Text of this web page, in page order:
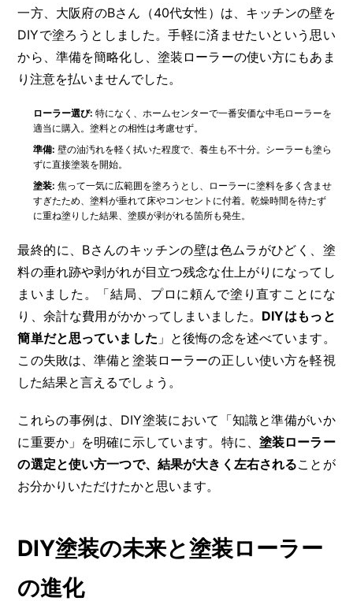
一方、大阪府のBさん（40代女性）は、キッチンの壁を
DIYで塗ろうとしました。手軽に済ませたいという思い
から、準備を簡略化し、塗装ローラーの使い方にもあま
り注意を払いませんでした。
ローラー選び: 特になく、ホームセンターで一番安価な中毛ローラーを
適当に購入。塗料との相性は考慮せず。
準備: 壁の油汚れを軽く拭いた程度で、養生も不十分。シーラーも塗ら
ずに直接塗装を開始。
塗装: 焦って一気に広範囲を塗ろうとし、ローラーに塗料を多く含ませ
すぎたため、塗料が垂れて床やコンセントに付着。乾燥時間を待たず
に重ね塗りした結果、塗膜が剥がれる箇所も発生。
最終的に、Bさんのキッチンの壁は色ムラがひどく、塗
料の垂れ跡や剥がれが目立つ残念な仕上がりになってし
まいました。「結局、プロに頼んで塗り直すことにな
り、余計な費用がかかってしまいました。 DIYはもっと
簡単だと思っていました 」と後悔の念を述べています。
この失敗は、準備と塗装ローラーの正しい使い方を軽視
した結果と言えるでしょう。
これらの事例は、DIY塗装において「知識と準備がいか
に重要か」を明確に示しています。特に、 塗装ローラー
の選定と使い方一つで、結果が大きく左右されることが
お分かりいただけたかと思います。
DIY塗装の未来と塗装ローラー
の進化